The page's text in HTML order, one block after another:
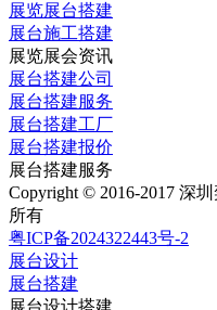
展览展台搭建
展台施工搭建
展览展会资讯
展台搭建公司
展台搭建服务
展台搭建工厂
展台搭建报价
展台搭建服务
Copyright © 2016-2017 深
所有
粤ICP备2024322443号-2
展台设计
展台搭建